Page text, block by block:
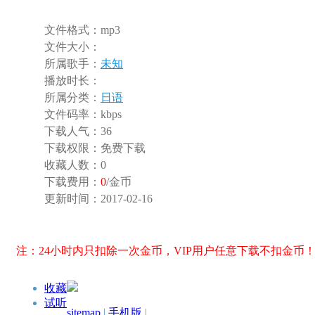
文件格式： mp3
文件大小：
所属歌手： 未知
播放时长：
所属分类： 日语
文件码率： kbps
下载人气： 36
下载权限： 免费下载
收藏人数： 0
下载费用： 0/金币
更新时间： 2017-02-16
注：24小时内只扣除一次金币，VIP用户任意下载不扣金币！
收藏
试听
sitemap | 手机版 |